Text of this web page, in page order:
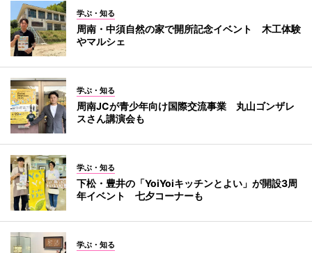
学ぶ・知る
周南・中須自然の家で開所記念イベント 木工体験
やマルシェ
学ぶ・知る
周南JCが青少年向け国際交流事業 丸山ゴンザレ
スさん講演会も
学ぶ・知る
下松・豊井の「YoiYoiキッチンとよい」が開設3周
年イベント 七夕コーナーも
学ぶ・知る